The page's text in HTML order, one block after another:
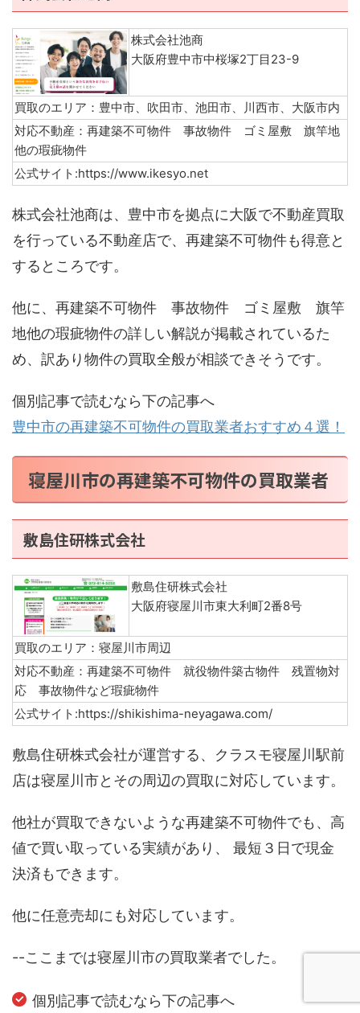
株式会社池商
大阪府豊中市中桜塚2丁目23-9
買取のエリア：豊中市、吹田市、池田市、川西市、大阪市内
対応不動産：再建築不可物件 事故物件 ゴミ屋敷 旗竿地
他の瑕疵物件
公式サイト:https://www.ikesyo.net
株式会社池商は、豊中市を拠点に大阪で不動産買取
を行っている不動産店で、再建築不可物件も得意と
するところです。
他に、再建築不可物件 事故物件 ゴミ屋敷 旗竿
地他の瑕疵物件の詳しい解説が掲載されているた
め、訳あり物件の買取全般が相談できそうです。
個別記事で読むなら下の記事へ
豊中市の再建築不可物件の買取業者おすすめ４選！
寝屋川市の再建築不可物件の買取業者
敷島住研株式会社
敷島住研株式会社
大阪府寝屋川市東大利町2番8号
買取のエリア：寝屋川市周辺
対応不動産：再建築不可物件 就役物件築古物件 残置物対
応 事故物件など瑕疵物件
公式サイト:https://shikishima-neyagawa.com/
敷島住研株式会社が運営する、クラスモ寝屋川駅前
店は寝屋川市とその周辺の買取に対応しています。
他社が買取できないような再建築不可物件でも、高
値で買い取っている実績があり、 最短３日で現金
決済もできます。
他に任意売却にも対応しています。
--ここまでは寝屋川市の買取業者でした。
個別記事で読むなら下の記事へ